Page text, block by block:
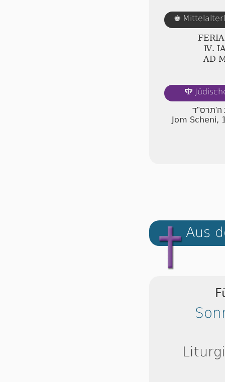
♚
Ⅳ.
AD
🕎
ה'תרס"ד
Jom Scheni,
Aus